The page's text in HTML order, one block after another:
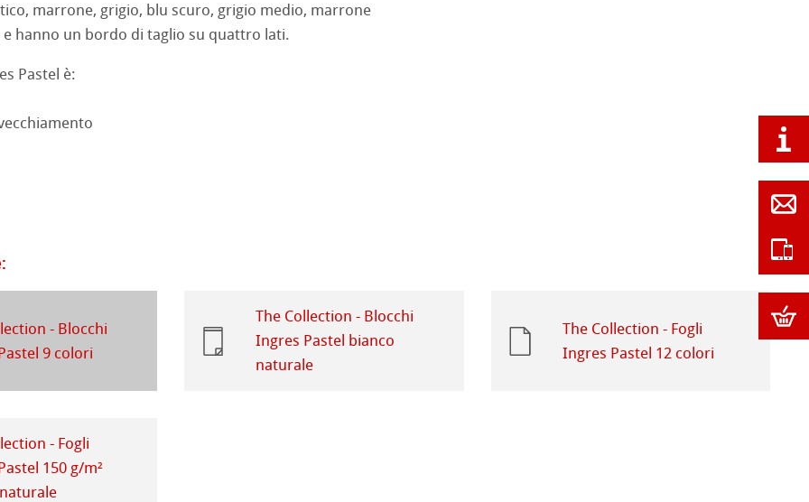
Watercolour
Illustrazione
Classici
marrone, grigio, blu scuro, grigio medio, marrone
hanno un bordo di taglio su quattro lati.
Pastel è:
- Blocchi
9 colori
The Collection - Blocchi
Ingres Pastel bianco
naturale
The Collection - Fogli
Ingres Pastel 12 colori
- Fogli
150 g/m²